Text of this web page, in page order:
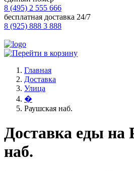
8 (495) 2 555 666
бесплатная доставка 24/7
8 (925) 888 3 888
Главная
Доставка
Улица
�
Раушская наб.
Доставка еды на
наб.